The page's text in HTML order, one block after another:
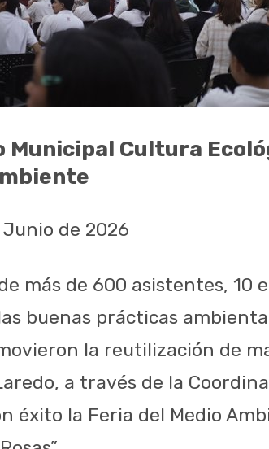
Municipal Cultura
de 2026
más de 600 asistentes, 10
buenas prácticas
la reutilización de
a través de la
éxito la Feria del Medio